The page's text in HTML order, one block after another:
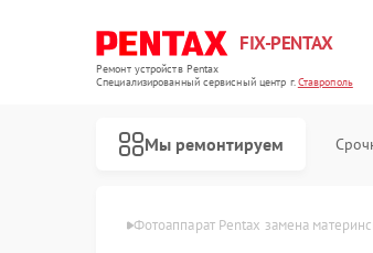
FIX-PENTAX
Ремонт устройств Pentax
Специализированный cервисный центр г.Ставрополь
Мы ремонтируем
Фотоаппарат Pentax замена